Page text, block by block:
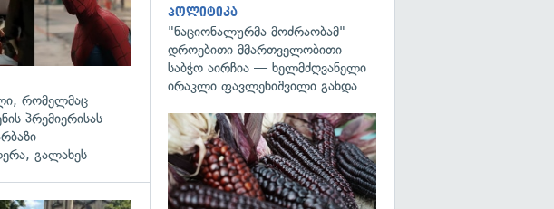
რომელმაც
პრემიერისას
გალახეს
პოლიტიკა
"ნაციონალურმა მოძრაობამ"
დროებითი მმართველობითი
საბჭო აირჩია — ხელმძღვანელი
ირაკლი ფავლენიშვილი გახდა